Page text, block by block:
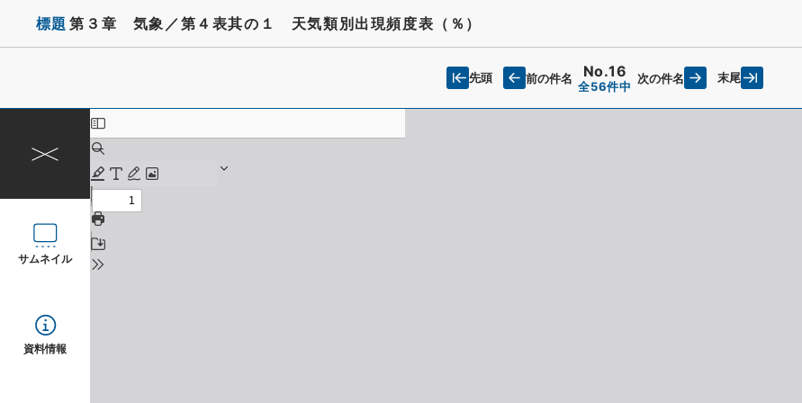
標題 第３章 気象／第４表其の１ 天気類別出現頻度表（％）
先頭 前の件名 No.16
全56件中
次の件名 末尾
サムネイル
資料情報